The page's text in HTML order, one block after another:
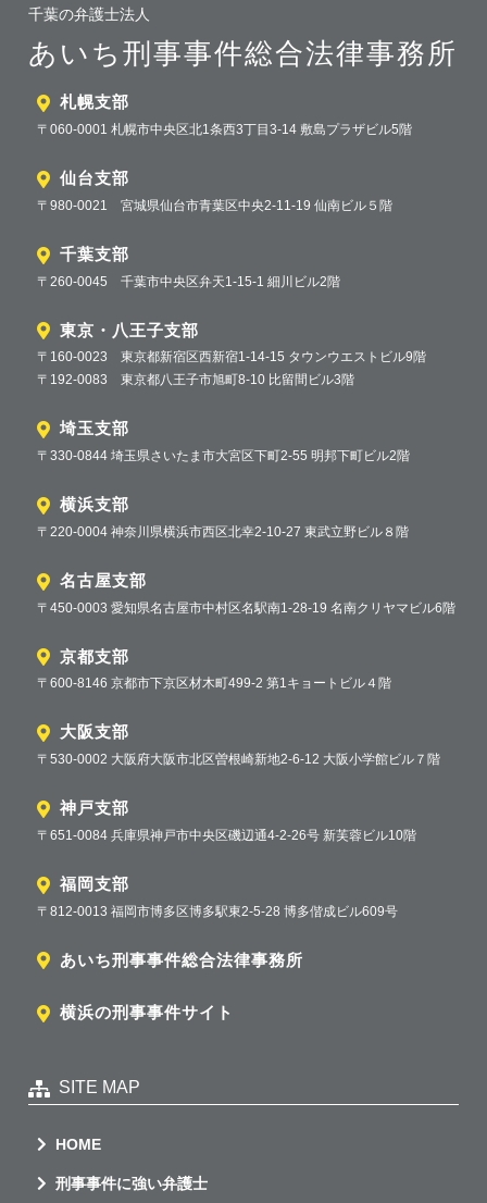
千葉の弁護士法人
あいち刑事事件総合法律事務所
札幌支部
〒060-0001 札幌市中央区北1条西3丁目3-14 敷島プラザビル5階
仙台支部
〒980-0021 宮城県仙台市青葉区中央2-11-19 仙南ビル５階
千葉支部
〒260-0045 千葉市中央区弁天1-15-1 細川ビル2階
東京・八王子支部
〒160-0023 東京都新宿区西新宿1-14-15 タウンウエストビル9階
〒192-0083 東京都八王子市旭町8-10 比留間ビル3階
埼玉支部
〒330-0844 埼玉県さいたま市大宮区下町2-55 明邦下町ビル2階
横浜支部
〒220-0004 神奈川県横浜市西区北幸2-10-27 東武立野ビル８階
名古屋支部
〒450-0003 愛知県名古屋市中村区名駅南1-28-19 名南クリヤマビル6階
京都支部
〒600-8146 京都市下京区材木町499-2 第1キョートビル４階
大阪支部
〒530-0002 大阪府大阪市北区曽根崎新地2-6-12 大阪小学館ビル７階
神戸支部
〒651-0084 兵庫県神戸市中央区磯辺通4-2-26号 新芙蓉ビル10階
福岡支部
〒812-0013 福岡市博多区博多駅東2-5-28 博多偕成ビル609号
あいち刑事事件総合法律事務所
横浜の刑事事件サイト
SITE MAP
HOME
刑事事件に強い弁護士